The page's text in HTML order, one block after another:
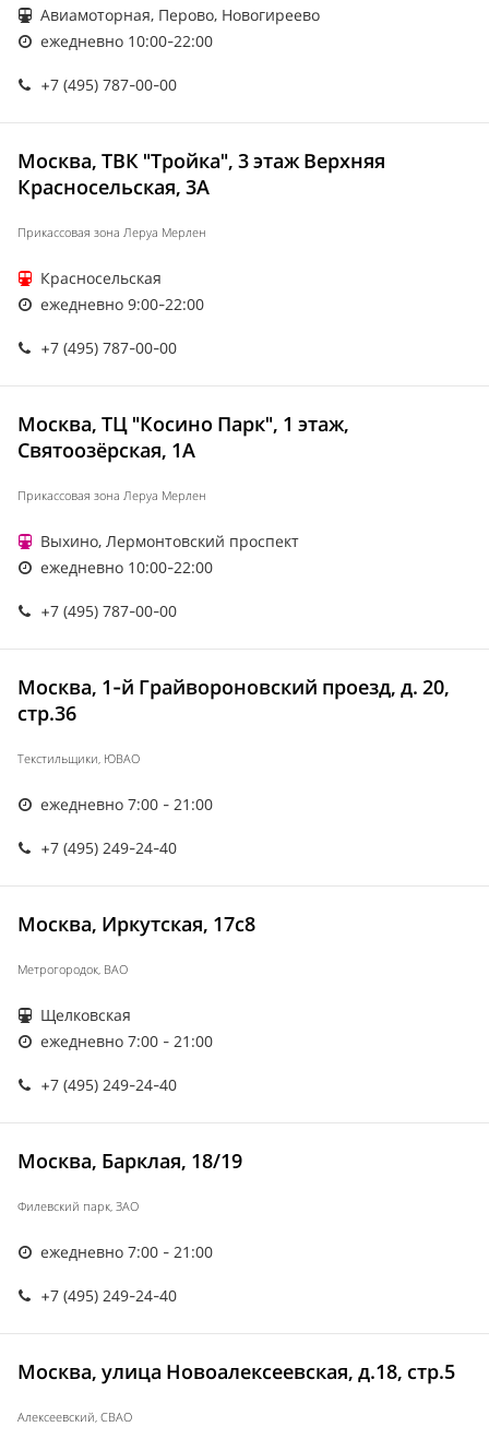
Авиамоторная, Перово, Новогиреево
ежедневно 10:00-22:00
+7 (495) 787-00-00
Москва, ТВК "Тройка", 3 этаж Верхняя
Красносельская, 3А
Прикассовая зона Леруа Мерлен
Красносельская
ежедневно 9:00-22:00
+7 (495) 787-00-00
Москва, ТЦ "Косино Парк", 1 этаж,
Святоозёрская, 1А
Прикассовая зона Леруа Мерлен
Выхино, Лермонтовский проспект
ежедневно 10:00-22:00
+7 (495) 787-00-00
Москва, 1-й Грайвороновский проезд, д. 20,
стр.36
Текстильщики, ЮВАО
ежедневно 7:00 - 21:00
+7 (495) 249-24-40
Москва, Иркутская, 17с8
Метрогородок, ВАО
Щелковская
ежедневно 7:00 - 21:00
+7 (495) 249-24-40
Москва, Барклая, 18/19
Филевский парк, ЗАО
ежедневно 7:00 - 21:00
+7 (495) 249-24-40
Москва, улица Новоалексеевская, д.18, стр.5
Алексеевский, СВАО